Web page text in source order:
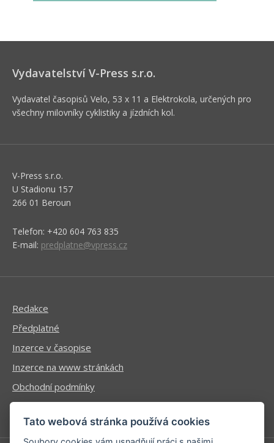
Vydavatelství V-Press s.r.o.
Vydavatel časopisů Velo, 53 x 11 a Elektrokola, určených pro
všechny milovníky cyklistiky a jízdních kol.
V-Press s.r.o.
U Stadionu 157
266 01 Beroun
Telefon: +420 604 763 835
E-mail: predplatne@vpress.cz
Redakce
Předplatné
Inzerce v časopise
Inzerce na www stránkách
Obchodní podmínky
Ochrana osobních údajů
Tato webová stránka používá cookies